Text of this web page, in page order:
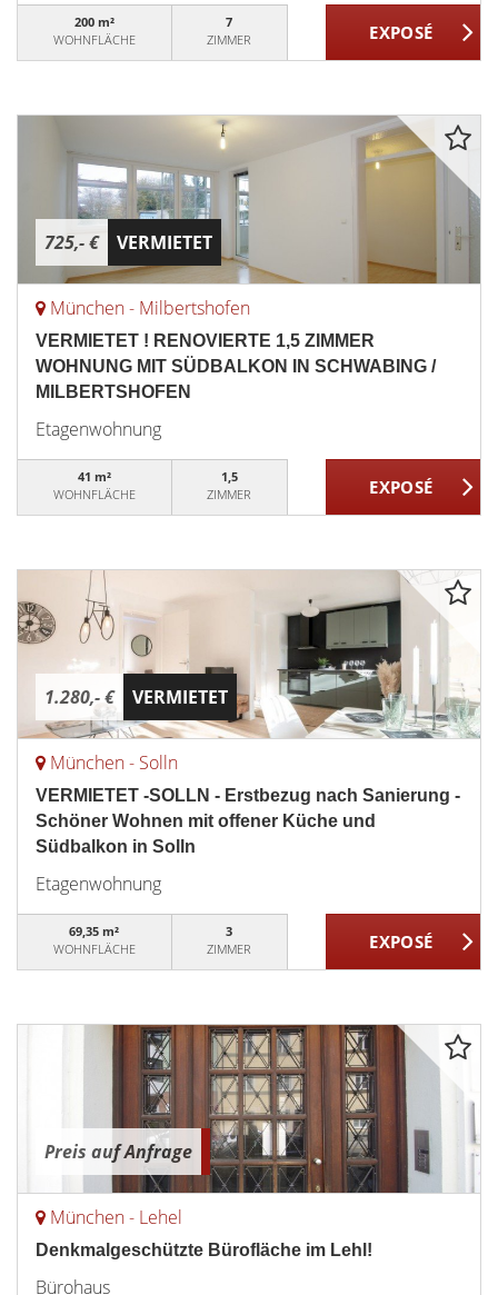
200 m²
WOHNFLÄCHE
7
ZIMMER
725,- € VERMIETET
München - Milbertshofen
VERMIETET ! RENOVIERTE 1,5 ZIMMER
WOHNUNG MIT SÜDBALKON IN SCHWABING /
MILBERTSHOFEN
Etagenwohnung
41 m²
WOHNFLÄCHE
1,5
ZIMMER
1.280,- € VERMIETET
München - Solln
VERMIETET -SOLLN - Erstbezug nach Sanierung -
Schöner Wohnen mit offener Küche und
Südbalkon in Solln
Etagenwohnung
69,35 m²
WOHNFLÄCHE
3
ZIMMER
Preis auf Anfrage
München - Lehel
Denkmalgeschützte Bürofläche im Lehl!
Bürohaus